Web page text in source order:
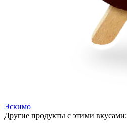
Эскимо
Другие продукты с этими вкусами: